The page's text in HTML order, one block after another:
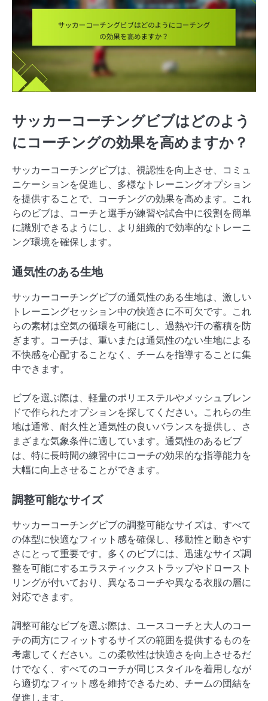
サッカーコーチングビブはどのよう
にコーチングの効果を高めますか？
サッカーコーチングビブは、視認性を向上させ、コミュ
ニケーションを促進し、多様なトレーニングオプション
を提供することで、コーチングの効果を高めます。これ
らのビブは、コーチと選手が練習や試合中に役割を簡単
に識別できるようにし、より組織的で効率的なトレーニ
ング環境を確保します。
通気性のある生地
サッカーコーチングビブの通気性のある生地は、激しい
トレーニングセッション中の快適さに不可欠です。これ
らの素材は空気の循環を可能にし、過熱や汗の蓄積を防
ぎます。コーチは、重いまたは通気性のない生地による
不快感を心配することなく、チームを指導することに集
中できます。
ビブを選ぶ際は、軽量のポリエステルやメッシュブレン
ドで作られたオプションを探してください。これらの生
地は通常、耐久性と通気性の良いバランスを提供し、さ
まざまな気象条件に適しています。通気性のあるビブ
は、特に長時間の練習中にコーチの効果的な指導能力を
大幅に向上させることができます。
調整可能なサイズ
サッカーコーチングビブの調整可能なサイズは、すべて
の体型に快適なフィット感を確保し、移動性と動きやす
さにとって重要です。多くのビブには、迅速なサイズ調
整を可能にするエラスティックストラップやドロースト
リングが付いており、異なるコーチや異なる衣服の層に
対応できます。
調整可能なビブを選ぶ際は、ユースコーチと大人のコー
チの両方にフィットするサイズの範囲を提供するものを
考慮してください。この柔軟性は快適さを向上させるだ
けでなく、すべてのコーチが同じスタイルを着用しなが
ら適切なフィット感を維持できるため、チームの団結を
促進します。